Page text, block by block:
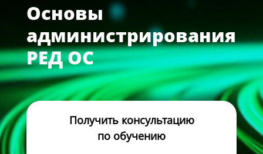
Основы
администрирования
РЕД ОС
Получить консультацию
по обучению